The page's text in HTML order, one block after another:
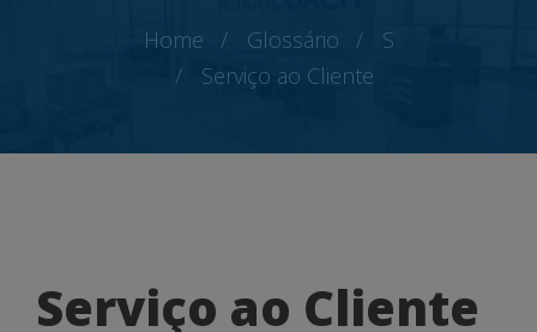
Home Glossário
S
Serviço ao Cliente
Serviço
Serviço ao Cliente